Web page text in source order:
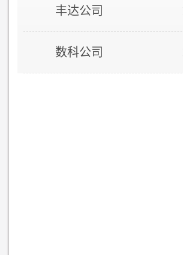
丰达公司
数科公司